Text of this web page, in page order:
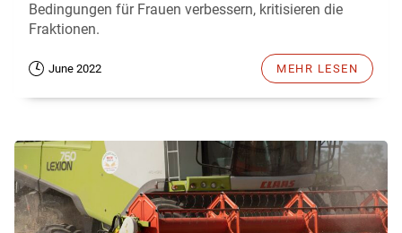
Bedingungen für Frauen verbessern, kritisieren die
Fraktionen.
June 2022 MEHR LESEN